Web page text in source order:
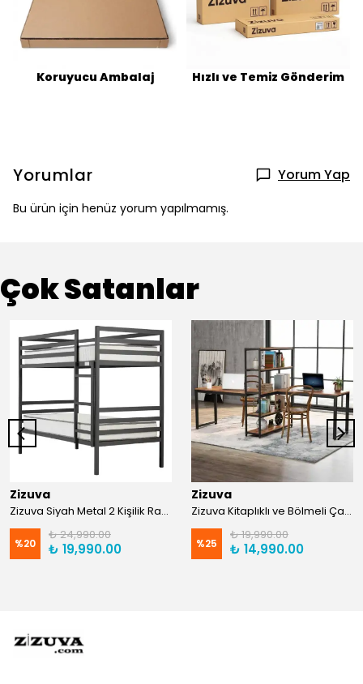
Koruyucu Ambalaj Hızlı ve Temiz Gönderim
Yorumlar Yorum Yap
Bu ürün için henüz yorum yapılmamış.
Çok Satanlar
Zizuva
Zizuva Siyah Metal 2 Kişilik Ranza | TR0011-F
%20
₺ 24,990.00
₺ 19,990.00
Zizuva
Zizuva Kitaplıklı ve Bölmeli Çalışma Masası | CM1021-F-Suntalam
%25
₺ 19,990.00
₺ 14,990.00